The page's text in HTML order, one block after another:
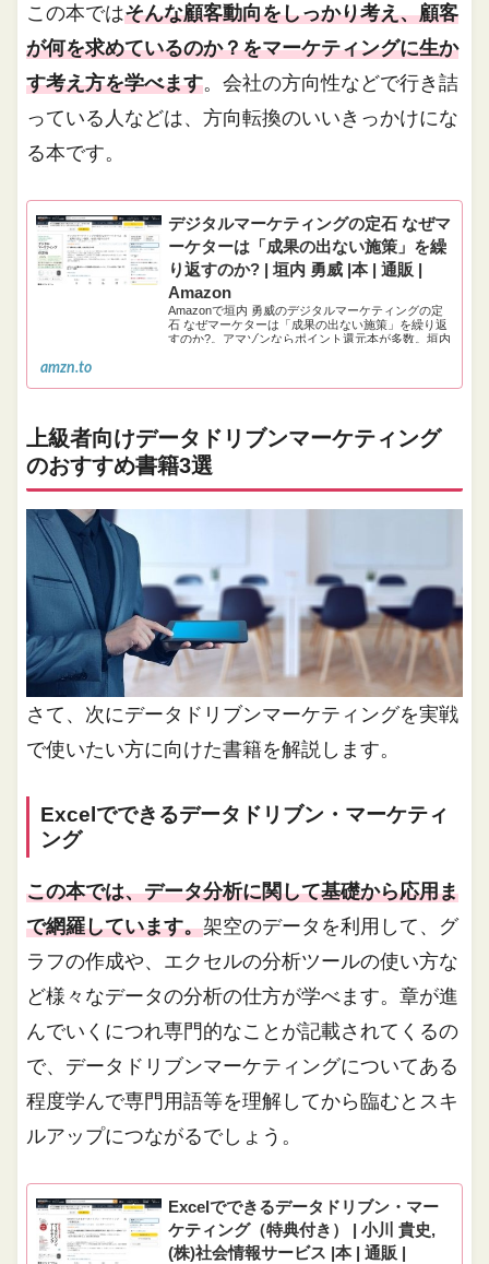
この本ではそんな顧客動向をしっかり考え、顧客
が何を求めているのか？をマーケティングに生か
す考え方を学べます。会社の方向性などで行き詰
っている人などは、方向転換のいいきっかけにな
る本です。
デジタルマーケティングの定石 なぜマ
ーケターは「成果の出ない施策」を繰
り返すのか? | 垣内 勇威 |本 | 通販 |
Amazon
Amazonで垣内 勇威のデジタルマーケティングの定
石 なぜマーケターは「成果の出ない施策」を繰り返
すのか?。アマゾンならポイント還元本が多数。垣内
amzn.to
上級者向けデータドリブンマーケティング
のおすすめ書籍3選
さて、次にデータドリブンマーケティングを実戦
で使いたい方に向けた書籍を解説します。
Excelでできるデータドリブン・マーケティ
ング
この本では、データ分析に関して基礎から応用ま
で網羅しています。架空のデータを利用して、グ
ラフの作成や、エクセルの分析ツールの使い方な
ど様々なデータの分析の仕方が学べます。章が進
んでいくにつれ専門的なことが記載されてくるの
で、データドリブンマーケティングについてある
程度学んで専門用語等を理解してから臨むとスキ
ルアップにつながるでしょう。
Excelでできるデータドリブン・マー
ケティング（特典付き） | 小川 貴史,
(株)社会情報サービス |本 | 通販 |